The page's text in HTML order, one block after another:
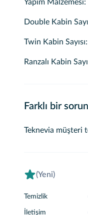
Yapım Malzemesi:
Double Kabin
Twin Kabin Sayısı:
Ranzalı Kabin
Farklı bir
Teknevia müşteri
(Yeni)
Temizlik
İletişim